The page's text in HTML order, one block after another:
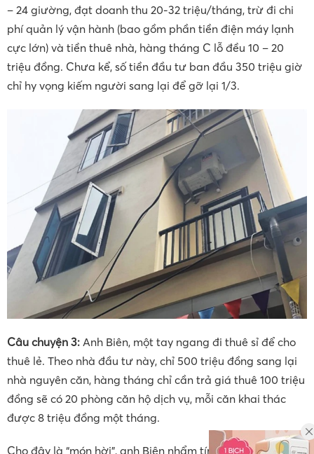
– 24 giường, đạt doanh thu 20-32 triệu/tháng, trừ đi chi
phí quản lý vận hành (bao gồm phần tiền điện máy lạnh
cực lớn) và tiền thuê nhà, hàng tháng C lỗ đều 10 – 20
triệu đồng. Chưa kể, số tiền đầu tư ban đầu 350 triệu giờ
chỉ hy vọng kiếm người sang lại để gỡ lại 1/3.
Câu chuyện 3: Anh Biên, một tay ngang đi thuê sỉ để cho
thuê lẻ. Theo nhà đầu tư này, chỉ 500 triệu đồng sang lại
nhà nguyên căn, hàng tháng chỉ cần trả giá thuê 100 triệu
đồng sẽ có 20 phòng căn hộ dịch vụ, mỗi căn khai thác
được 8 triệu đồng một tháng.
Cho đây là “món hời”, anh Biên nhẩm tính, nếu sang